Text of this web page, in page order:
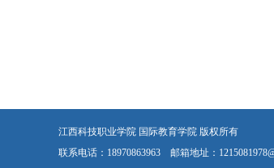
江西科技职业学院 国际教育学院 版权所有
联系电话：18970863963 邮箱地址：